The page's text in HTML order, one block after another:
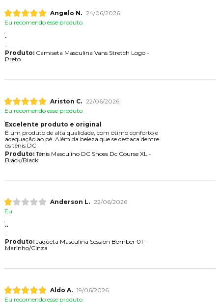
Angelo N. 24/06/2026
Eu recomendo esse produto.
.
.
Produto:Camiseta Masculina Vans Stretch Logo -
Preto
Ariston C. 22/06/2026
Eu recomendo esse produto.
Excelente produto e original
É um produto de alta qualidade, com ótimo conforto e
adequação ao pé. Além da beleza que se destaca dentre
os tênis DC
Produto:Tênis Masculino DC Shoes Dc Course XL -
Black/Black
Anderson L. 22/06/2026
Eu
..
..
Produto:Jaqueta Masculina Session Bomber 01 -
Marinho/Cinza
Aldo A. 19/06/2026
Eu recomendo esse produto.